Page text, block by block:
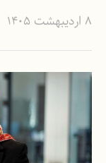
۸ اردیبهشت ۱۴۰۵